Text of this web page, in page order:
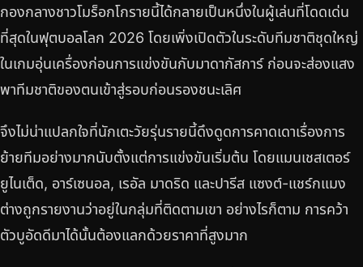
กองกลางชาวโมร็อกโกรายนี้ได้กลายเป็นหนึ่งในผู้เล่นที่โดดเด่น
ที่สุดในฟุตบอลโลก 2026 โดยเพิ่งเปิดตัวในระดับทีมชาติชุดใหญ่
ในเกมอุ่นเครื่องก่อนการแข่งขันกับมาดากัสการ์ ก่อนจะส่องแสง
พาทีมชาติของตนเข้าสู่รอบก่อนรองชนะเลิศ
จึงไม่น่าแปลกใจที่นักเตะวัยรุ่นรายนี้ดึงดูดการคาดเดาเรื่องการ
ย้ายทีมอย่างมากนับตั้งแต่การแข่งขันเริ่มต้น โดยแมนเชสเตอร์
ยูไนเต็ด, อาร์เซนอล, เรอัล มาดริด และปารีส แซงต์-แชร์กแมง
ต่างถูกรายงานว่าอยู่ในกลุ่มที่ติดตามเขา อย่างไรก็ตาม การคว้า
ตัวบูอัดดีมาได้นั้นต้องแลกด้วยราคาที่สูงมาก